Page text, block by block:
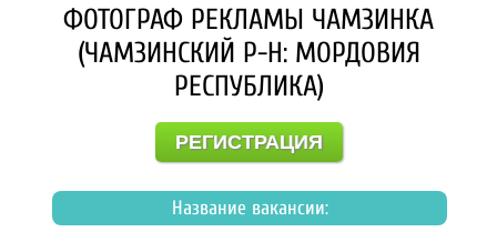
ФОТОГРАФ РЕКЛАМЫ ЧАМЗИНКА
(ЧАМЗИНСКИЙ Р-Н: МОРДОВИЯ
РЕСПУБЛИКА)
РЕГИСТРАЦИЯ
Название вакансии: